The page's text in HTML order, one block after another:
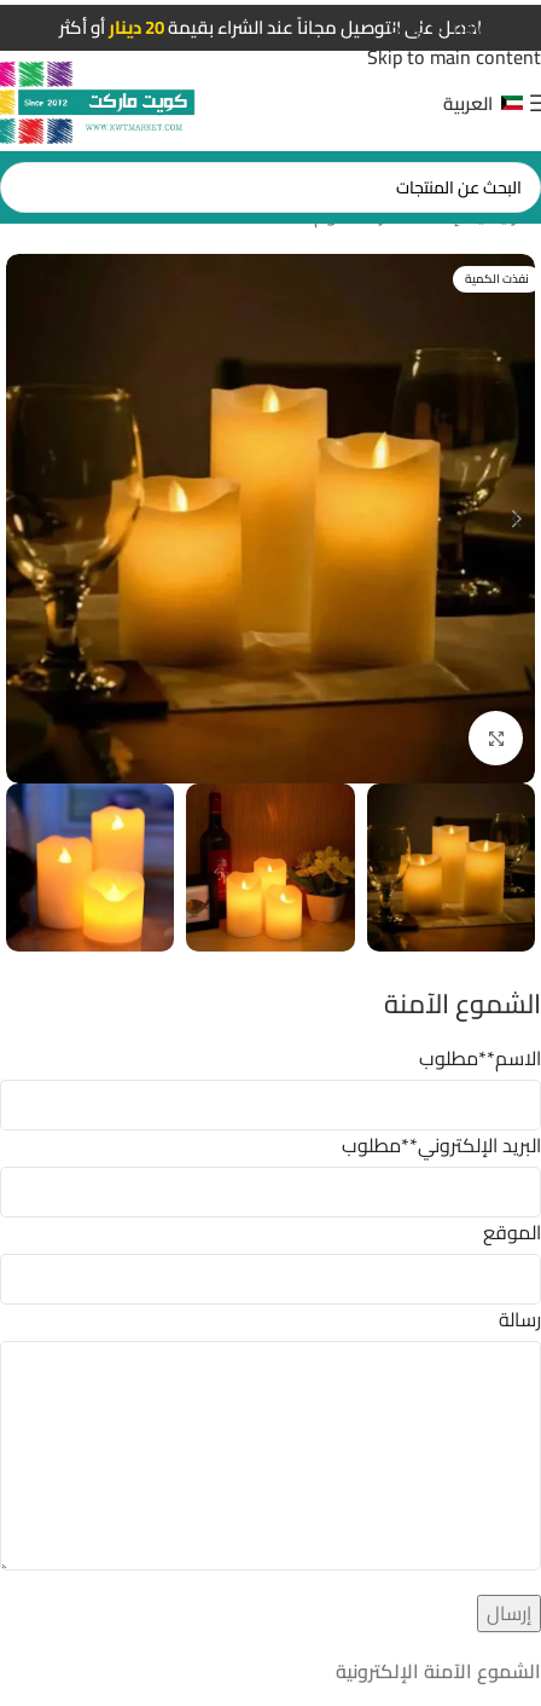
Skip to navigation
Skip to main content
احصل على التوصيل مجاناً عند الشراء بقيمة20 دينار أو أكثر
العربية
الرئيسية/إضاءات غرف النوم
نفذت الكمية
Click to enlarge
الشموع الآمنة
الاسم**مطلوب
البريد الإلكتروني**مطلوب
الموقع
رسالة
إرسال
الشموع الآمنة الإلكترونية